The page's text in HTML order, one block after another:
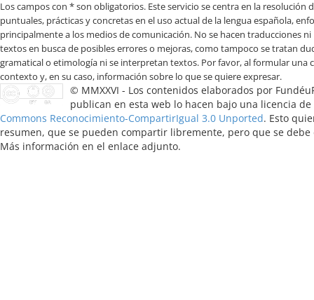
Los campos con * son obligatorios
© MMXXVI - Los contenidos elaborados por
publican en esta web lo hacen bajo una licencia de
Commons Reconocimiento-CompartirIgual 3.0 Unported. Esto
resumen, que se pueden compartir libremente, pero que se
Más información en el enlace adjunto.